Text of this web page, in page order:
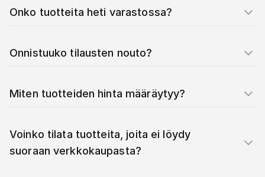
Onko tuotteita heti varastossa?
Onnistuuko tilausten nouto?
Miten tuotteiden hinta määräytyy?
Voinko tilata tuotteita, joita ei löydy
suoraan verkkokaupasta?